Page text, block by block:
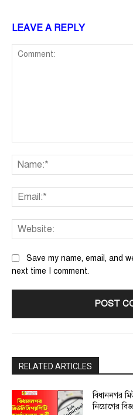
LEAVE A REPLY
Save my name, email, and
next time I comment.
RELATED ARTICLES
বিধাননগর
নিয়োগের